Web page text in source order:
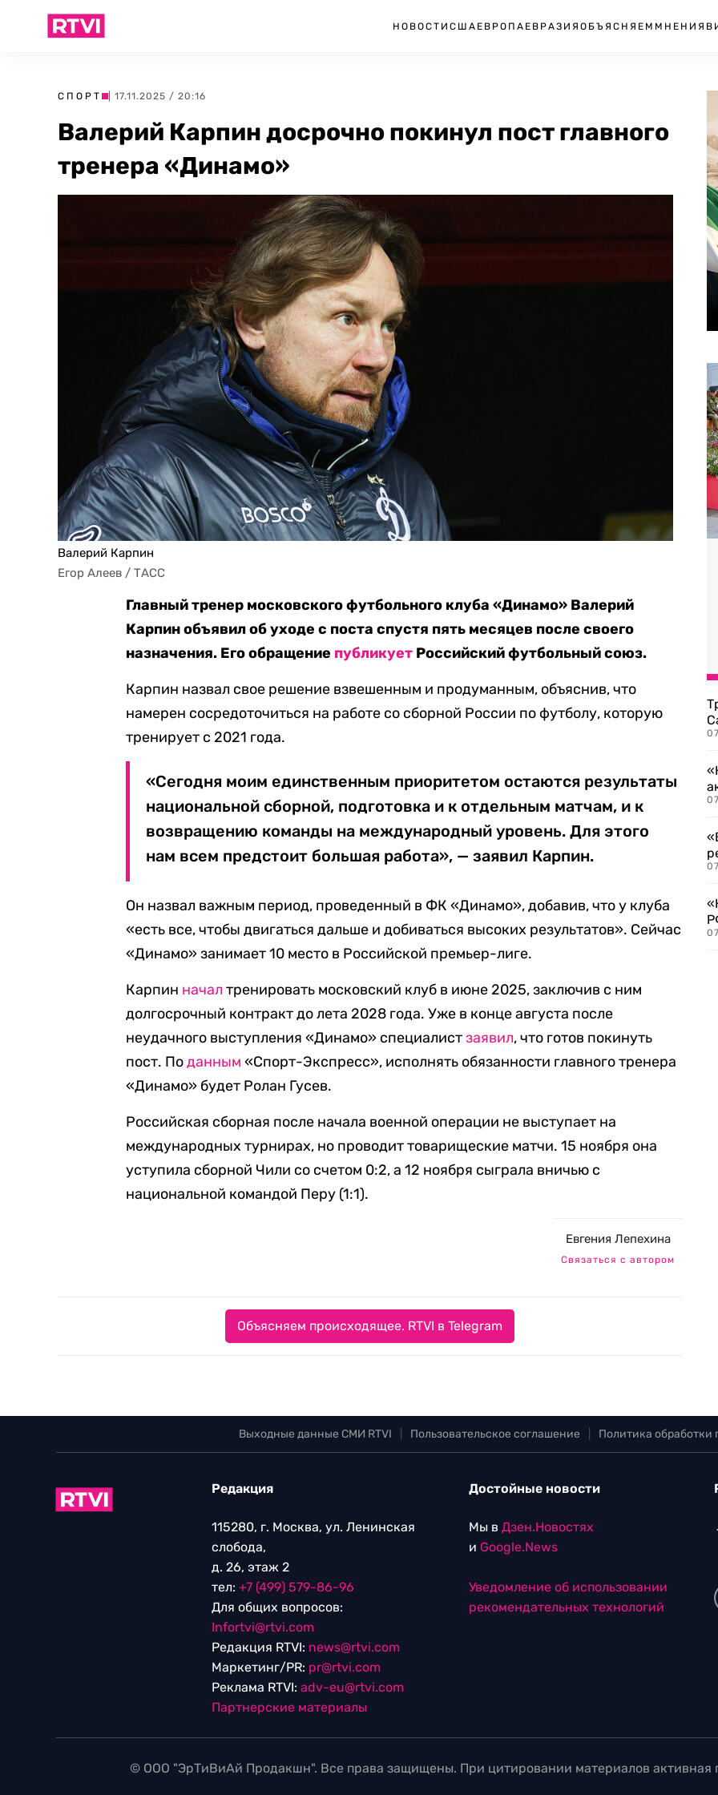
НОВОСТИ США ЕВРОПА ЕВРАЗИЯ ОБЪЯСНЯЕМ МНЕНИЯ
СПОРТ | 17.11.2025 / 20:16
Валерий Карпин досрочно покинул пост главного
тренера «Динамо»
Валерий Карпин
Егор Алеев / ТАСС
Главный тренер московского футбольного клуба «Динамо» Валерий
Карпин объявил об уходе с поста спустя пять месяцев после своего
назначения. Его обращение публикует Российский футбольный союз.
Карпин назвал свое решение взвешенным и продуманным, объяснив, что
намерен сосредоточиться на работе со сборной России по футболу, которую
тренирует с 2021 года.
«Сегодня моим единственным приоритетом остаются результаты
национальной сборной, подготовка и к отдельным матчам, и к
возвращению команды на международный уровень. Для этого
нам всем предстоит большая работа», — заявил Карпин.
Он назвал важным период, проведенный в ФК «Динамо», добавив, что у клуба
«есть все, чтобы двигаться дальше и добиваться высоких результатов». Сейчас
«Динамо» занимает 10 место в Российской премьер-лиге.
Карпин начал тренировать московский клуб в июне 2025, заключив с ним
долгосрочный контракт до лета 2028 года. Уже в конце августа после
неудачного выступления «Динамо» специалистзаявил, что готов покинуть
пост. Поданным «Спорт-Экспресс», исполнять обязанности главного тренера
«Динамо» будет Ролан Гусев.
Российская сборная после начала военной операции не выступает на
международных турнирах, но проводит товарищеские матчи. 15 ноября она
уступила сборной Чили со счетом 0:2, а 12 ноября сыграла вничью с
национальной командой Перу (1:1).
Евгения Лепехина
Связаться с автором
Объясняем происходящее. RTVI в Telegram
Выходные данные СМИ RTVI Пользовательское соглашение Политика
Редакция
115280, г. Москва, ул. Ленинская
слобода,
д. 26, этаж 2
тел: +7 (499) 579-86-96
Для общих вопросов:
Infortvi@rtvi.com
Редакция RTVI: news@rtvi.com
Маркетинг/PR: pr@rtvi.com
Реклама RTVI: adv-eu@rtvi.com
Партнерские материалы
Достойные новости
Мы в Дзен.Новостях
и Google.News
Уведомление об использовании
рекомендательных технологий
© ООО "ЭрТиВиАй Продакшн". Все права защищены. При цитировании материалов активная